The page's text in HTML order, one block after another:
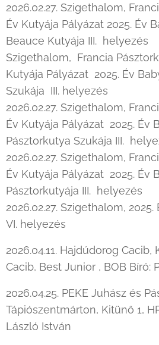
2026.02.27. Szigethalom,
Év Kutyája Pályázat 2025. Év
Beauce Kutyája III.
Szigethalom, Francia
Kutyája Pályázat 2025. Év
Szukája III. helyezés
2026.02.27. Szigethalom,
Év Kutyája Pályázat 2025. Év
Pásztorkutya Szukája III.
2026.02.27. Szigethalom,
Év Kutyája Pályázat 2025. Év
Pásztorkutyája III. helyezés
2026.02.27. Szigethalom,
VI. helyezés
2026.04.11. Hajdúdorog Cacib,
Cacib, Best Junior , BOB Bíró:
2026.04.25. PEKE Juhász és
Tápiószentmárton, Kitünő 1,
László István